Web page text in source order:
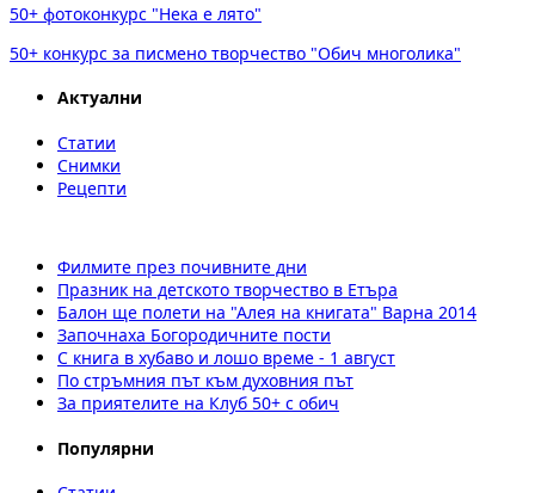
50+ фотоконкурс "Нека е лято"
50+ конкурс за писмено творчество "Обич многолика"
Актуални
Статии
Снимки
Рецепти
Филмите през почивните дни
Празник на детското творчество в Етъра
Балон ще полети на "Алея на книгата" Варна 2014
Започнаха Богородичните пости
С книга в хубаво и лошо време - 1 август
По стръмния път към духовния път
За приятелите на Клуб 50+ с обич
Популярни